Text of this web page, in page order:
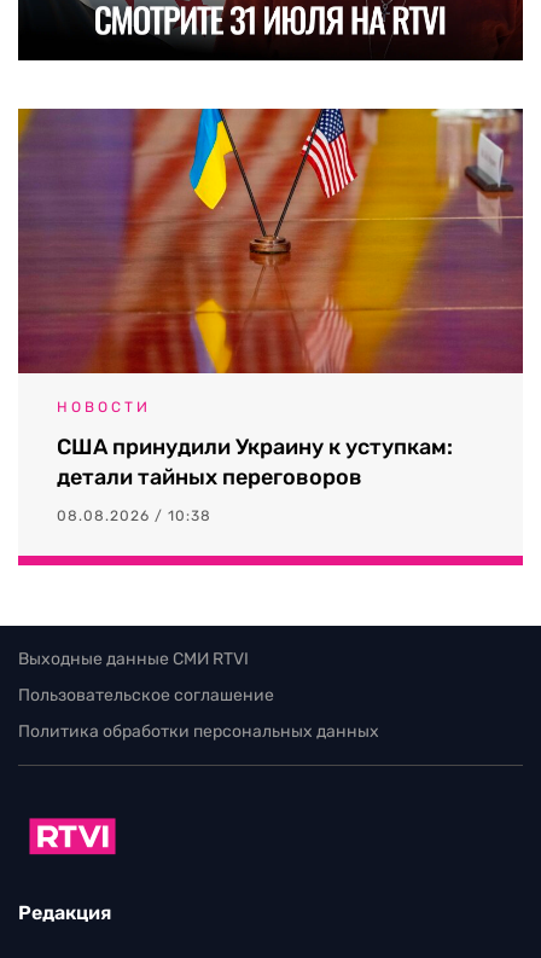
НОВОСТИ
США принудили Украину к уступкам:
детали тайных переговоров
08.08.2026 / 10:38
Выходные данные СМИ RTVI
Пользовательское соглашение
Политика обработки персональных данных
Редакция